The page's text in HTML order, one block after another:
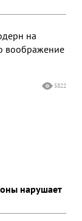
на
воображение
5822
нарушает